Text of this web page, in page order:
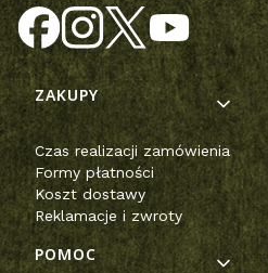
Linki w stopce
ZAKUPY
Czas realizacji zamówienia
Formy płatności
Koszt dostawy
Reklamacje i zwroty
POMOC